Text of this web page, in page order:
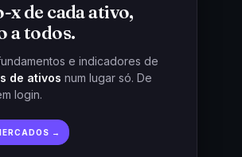
x de cada ativo,
a todos.
e indicadores de
de ativos num lugar só. De
login.
→